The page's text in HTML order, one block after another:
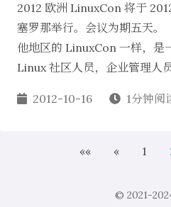
2012 欧洲 LinuxCon 将于
塞罗那举行。会议为期五
他地区的 LinuxCon 一样，是
Linux 社区人员，企业管理人
2012-10-16 1分钟阅
«« « 1
© 2021-